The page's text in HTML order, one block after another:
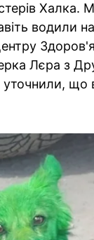
Халка.
водили
Лєра з
що